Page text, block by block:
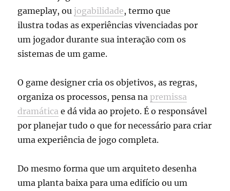
gameplay, ou jogabilidade, termo que
ilustra todas as experiências vivenciadas por
um jogador durante sua interação com os
sistemas de um game.
O game designer cria os objetivos, as regras,
organiza os processos, pensa napremissa
dramática e dá vida ao projeto. É o responsável
por planejar tudo o que for necessário para criar
uma experiência de jogo completa.
Do mesmo forma que um arquiteto desenha
uma planta baixa para uma edifício ou um